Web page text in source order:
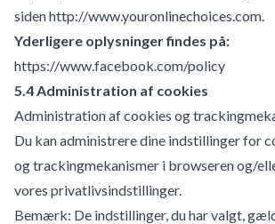
sidenhttp://www.youronlinechoices.com
Yderligere oplysninger findes på:
https://www.facebook.com/policy
5.4 Administration af cookies
Administration af cookies og
Du kan administrere dine indstillinger for
og trackingmekanismer i browseren og/
vores privatlivsindstillinger.
Bemærk: De indstillinger, du har valgt,